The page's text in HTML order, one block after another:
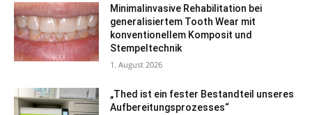
Minimalinvasive Rehabilitation bei
generalisiertem Tooth Wear mit
konventionellem Komposit und
Stempeltechnik
1. August 2026
„Thed ist ein fester Bestandteil unseres
Aufbereitungsprozesses“